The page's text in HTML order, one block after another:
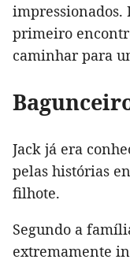
primeiro
caminhar para
Jack já era
pelas histórias
filhote.
Segundo a
extremamente